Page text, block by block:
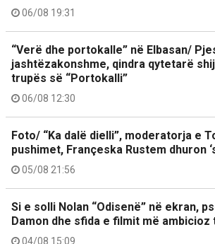
06/08 19:31
“Verë dhe portokalle” në Elbasan/
jashtëzakonshme, qindra qytetarë
trupës së “Portokalli”
06/08 12:30
Foto/ “Ka dalë dielli”, moderatorja e
pushimet, Françeska Rustem dhuron
05/08 21:56
Si e solli Nolan “Odisenë” në ekran,
Damon dhe sfida e filmit më
04/08 15:09